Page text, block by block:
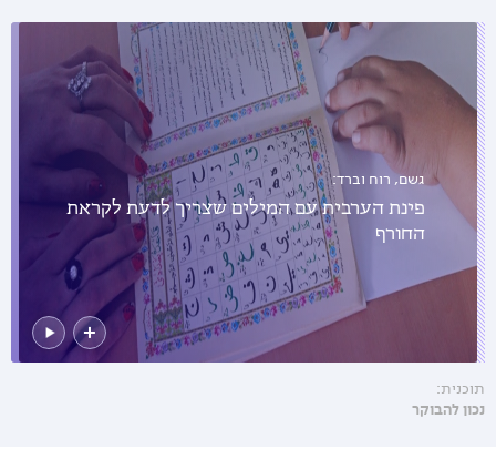
גשם, רוח וברד:
פינת הערבית עם המילים שצריך לדעת לקראת
החורף
תוכנית:
נכון להבוקר